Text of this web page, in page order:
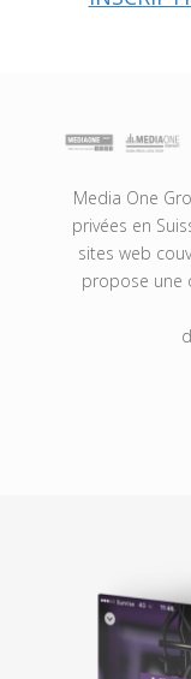
Media One
privées en
sites web
propose une